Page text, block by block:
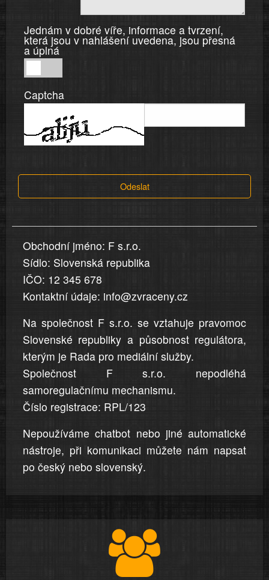
Jednám v dobré víře, informace a tvrzení,
která jsou v nahlášení uvedena, jsou přesná
a úplná
v
dobré
informace
v
jsou
přesná
a
úplná
Captcha
Odeslat
Obchodní jméno: F s.r.o.
Sídlo: Slovenská republika
IČO: 12 345 678
Kontaktní údaje: info@zvraceny.cz
Na společnost F s.r.o. se vztahuje pravomoc
Slovenské republiky a působnost regulátora,
kterým je Rada pro mediální služby.
Společnost F s.r.o. nepodléhá
samoregulačnímu mechanismu.
Číslo registrace: RPL/123
Nepoužíváme chatbot nebo jiné automatické
nástroje, při komunikaci můžete nám napsat
po český nebo slovenský.